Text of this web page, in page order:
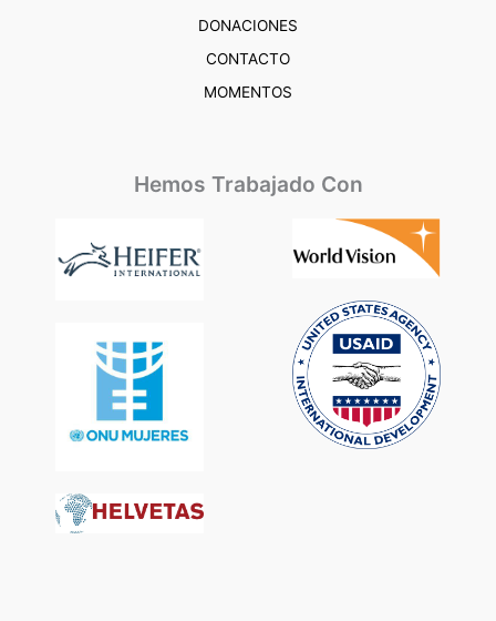
DONACIONES
CONTACTO
MOMENTOS
Hemos Trabajado Con